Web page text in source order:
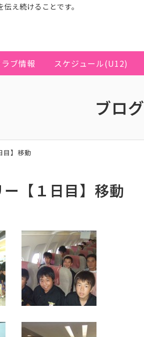
え続けることです。
ブ情報 スケジュール(U12)
ブログ
目】移動
【１日目】移動